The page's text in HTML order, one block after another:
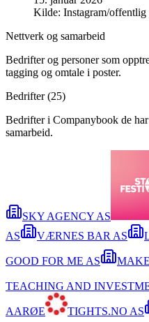
Kilde: Instagram/
Nettverk og samarbeid
Bedrifter og personer som
tagging og omtale i poster.
Bedrifter (25)
Bedrifter i Companybook de
samarbeid.
SKY AGENCY AS
AS
VÆRNES BAR AS
GOOD FOR ME AS
TEACHING AND
AARØE TIGHTS.NO AS